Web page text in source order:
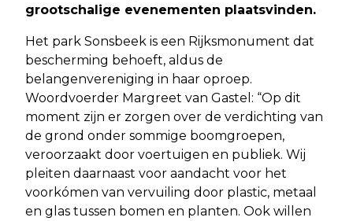
grootschalige evenementen plaatsvinden.
Het park Sonsbeek is een Rijksmonument dat
bescherming behoeft, aldus de
belangenvereniging in haar oproep.
Woordvoerder Margreet van Gastel: “Op dit
moment zijn er zorgen over de verdichting van
de grond onder sommige boomgroepen,
veroorzaakt door voertuigen en publiek. Wij
pleiten daarnaast voor aandacht voor het
voorkómen van vervuiling door plastic, metaal
en glas tussen bomen en planten. Ook willen